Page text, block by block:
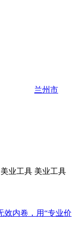
兰州市
美业工具 美业工具
效内卷，用“专业价